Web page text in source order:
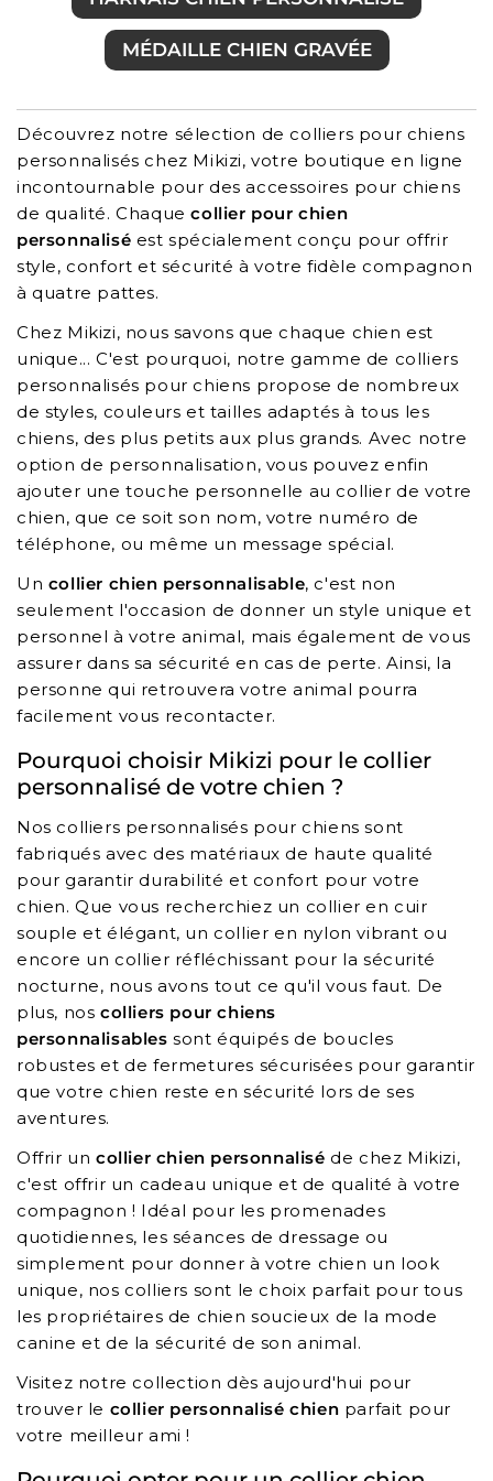
MÉDAILLE CHIEN GRAVÉE
Découvrez notre sélection de colliers pour chiens
personnalisés chez Mikizi, votre boutique en ligne
incontournable pour des accessoires pour chiens
de qualité. Chaquecollier pour chien
personnalisé est spécialement conçu pour offrir
style, confort et sécurité à votre fidèle compagnon
à quatre pattes.
Chez Mikizi, nous savons que chaque chien est
unique... C'est pourquoi, notre gamme de colliers
personnalisés pour chiens propose de nombreux
de styles, couleurs et tailles adaptés à tous les
chiens, des plus petits aux plus grands. Avec notre
option de personnalisation, vous pouvez enfin
ajouter une touche personnelle au collier de votre
chien, que ce soit son nom, votre numéro de
téléphone, ou même un message spécial.
Un collier chien personnalisable, c'est non
seulement l'occasion de donner un style unique et
personnel à votre animal, mais également de vous
assurer dans sa sécurité en cas de perte. Ainsi, la
personne qui retrouvera votre animal pourra
facilement vous recontacter.
Pourquoi choisir Mikizi pour le collier
personnalisé de votre chien ?
Nos colliers personnalisés pour chiens sont
fabriqués avec des matériaux de haute qualité
pour garantir durabilité et confort pour votre
chien. Que vous recherchiez un collier en cuir
souple et élégant, un collier en nylon vibrant ou
encore un collier réfléchissant pour la sécurité
nocturne, nous avons tout ce qu'il vous faut. De
plus, nos colliers pour chiens
personnalisables sont équipés de boucles
robustes et de fermetures sécurisées pour garantir
que votre chien reste en sécurité lors de ses
aventures.
Offrir un collier chien personnalisé de chez Mikizi,
c'est offrir un cadeau unique et de qualité à votre
compagnon ! Idéal pour les promenades
quotidiennes, les séances de dressage ou
simplement pour donner à votre chien un look
unique, nos colliers sont le choix parfait pour tous
les propriétaires de chien soucieux de la mode
canine et de la sécurité de son animal.
Visitez notre collection dès aujourd'hui pour
trouver le collier personnalisé chien parfait pour
votre meilleur ami !